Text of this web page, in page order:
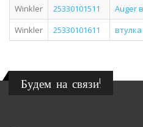
Winkler
25330101511
Auger
Winkler
25330101611 втулка
Будем на связи!